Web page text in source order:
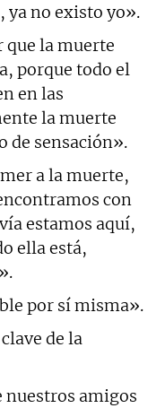
ya no existo yo».
que la muerte
porque todo el
en las
la muerte
de sensación».
a la muerte,
con
estamos aquí,
ella está,
por sí misma».
de la
nuestros amigos